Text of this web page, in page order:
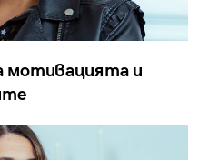
мотивацията и